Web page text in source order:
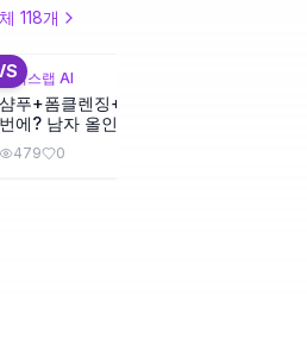
118개
뷰틱스랩 AI
샴푸+폼클렌징+바디워시 한
번에? 남자 올인원 제품 비교
479 0